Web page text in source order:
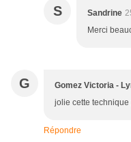
S Sandrine
Merci
G Gomez Victoria -
jolie cette technique
Répondre